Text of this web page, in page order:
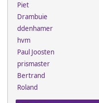
Piet
Drambuie
ddenhamer
hvm
Paul Joosten
prismaster
Bertrand
Roland